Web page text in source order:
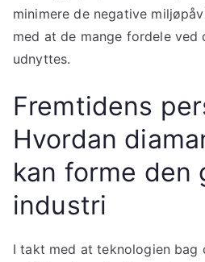
minimere de negative
med at de mange fordele ved
udnyttes.
Fremtidens
Hvordan
kan forme den
industri
I takt med at teknologien